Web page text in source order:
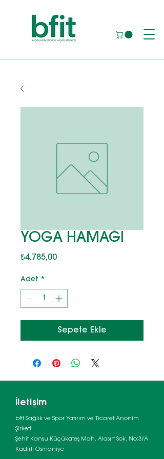
YOGA HAMAĞI
₺4.785,00Fiyat
Adet *
Sepete Ekle
İletişim
bfit Sağlık ve Spor Yatırım ve Ticaret Anonim
Şirketi
Şehit Kansu Küçükateş Mah. Alasırt Sok. No:3/A
Kadirli Osmaniye